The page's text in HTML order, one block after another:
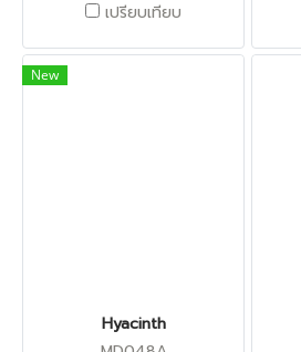
เปรียบเทียบ
New
Hyacinth